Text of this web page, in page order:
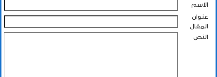
الاسم
عنوان
المقال
النص